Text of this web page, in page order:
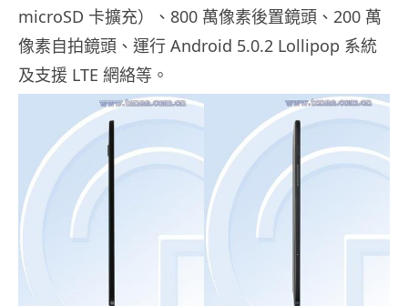
microSD 卡擴充）、800 萬像素後置鏡頭、200 萬
像素自拍鏡頭、運行 Android 5.0.2 Lollipop 系統
及支援 LTE 網絡等。